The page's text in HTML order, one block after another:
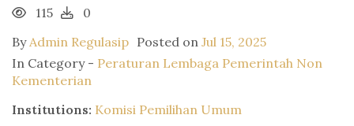
115
0
ByAdmin Regulasip Posted on Jul 15, 2025
In Category - Peraturan Lembaga Pemerintah Non
Kementerian
Institutions: Komisi Pemilihan Umum